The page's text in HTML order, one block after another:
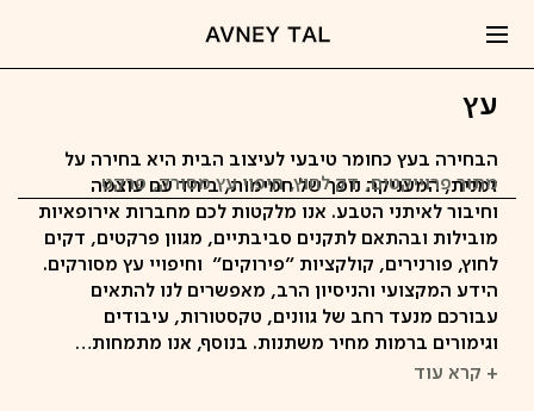
עץ
מתוך פרוייקטים דק לחוץ חיפוי עץ מסורק פרקט
הבחירה בעץ כחומר טיבעי לעיצוב הבית היא בחירה על
זמנית, המעניקה נופך של חמימות, ביחד עם עוצמה
וחיבור לאיתני הטבע. אנו מלקטות לכם מחברות אירופאיות
מובילות ובהתאם לתקנים סביבתיים, מגוון פרקטים, דקים
לחוץ, פורנירים, קולקציות "פירוקים" וחיפויי עץ מסורקים.
הידע המקצועי והניסיון הרב, מאפשרים לנו להתאים
עבורכם מנעד רחב של גוונים, טקסטורות, עיבודים
וגימורים ברמות מחיר משתנות. בנוסף, אנו מתמחות…
+ קרא עוד